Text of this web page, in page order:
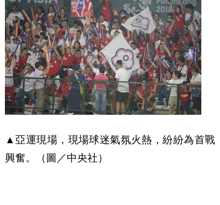
▲亞運現場，現場球迷氣氛火熱，紛紛為首戰
興奮。（圖／中央社）